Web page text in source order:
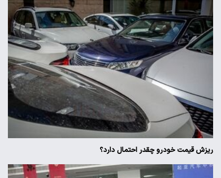
ریزش قیمت خودرو چقدر احتمال دارد؟